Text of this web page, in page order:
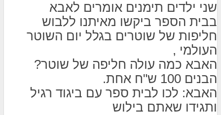
שני ילדים תימנים אומרים לאבא
בבית הספר ביקשו מאיתנו ללבוש
חליפות של שוטרים בגלל יום השוטר
העולמי ,
האבא כמה עולה חליפה של שוטר?
הבנים 100 ש"ח אחת.
האבא: לכו לבית ספר עם ביגוד רגיל
ותגידו שאתם בילוש